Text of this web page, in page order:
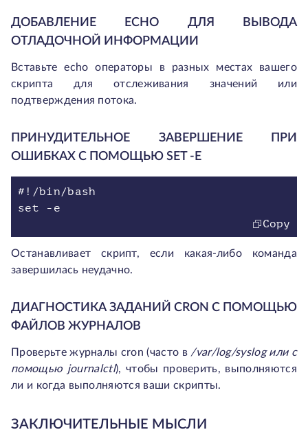
ДОБАВЛЕНИЕ ECHO ДЛЯ ВЫВОДА
ОТЛАДОЧНОЙ ИНФОРМАЦИИ
Вставьте echo
операторы в разных местах вашего
скрипта для отслеживания значений или
подтверждения потока.
ПРИНУДИТЕЛЬНОЕ ЗАВЕРШЕНИЕ ПРИ
ОШИБКАХ С ПОМОЩЬЮ SET -E
#!/bin/bash
set -e
Copy
Останавливает скрипт, если какая-либо команда
завершилась неудачно.
ДИАГНОСТИКА ЗАДАНИЙ CRON С ПОМОЩЬЮ
ФАЙЛОВ ЖУРНАЛОВ
Проверьте журналы cron (часто в /var/log/syslog или с
помощью journalctl), чтобы проверить, выполняются
ли и когда выполняются ваши скрипты.
ЗАКЛЮЧИТЕЛЬНЫЕ МЫСЛИ